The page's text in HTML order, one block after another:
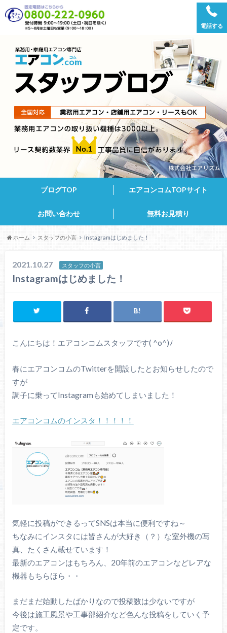
電話する
ブログTOP エアコンコムTOPサイト
お問い合わせ 無料お見積り
ホーム スタッフの小言 Instagramはじめました！
2021.10.27 スタッフの小言
Instagramはじめました！
こんにちは！エアコンコムスタッフです( ^o^)ﾉ
春にエアコンコムのTwitterを開設したとお知らせしたので
すが
調子に乗ってInstagramも始めてしまいました！
エアコンコムのインスタ！！！！！
気軽に投稿ができるってSNSは本当に便利ですね～
ちなみにインスタには皆さんが大好き（？）な室外機の写
真、たくさん載せています！
最新のエアコンはもちろん、20年前のエアコンなどレアな
機器もちらほら・・
まだまだ始動したばかりなので投稿数は少ないですが
今後は施工風景や工事部紹介など色んな投稿をしていく予
定です。